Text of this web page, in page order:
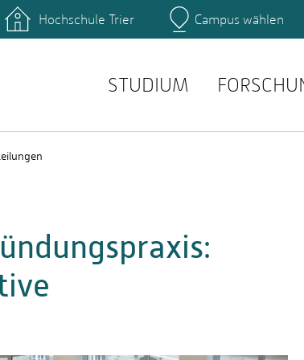
Fachbereiche
Stellenangebote
Hochschule Trier Campus wählen
STUDIUM